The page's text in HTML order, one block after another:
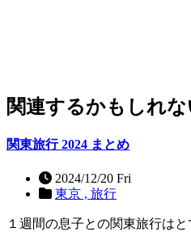
関連するかもしれな
関東旅行 2024 まとめ
2024/12/20 Fri
東京 , 旅行
１週間の息子との関東旅行は